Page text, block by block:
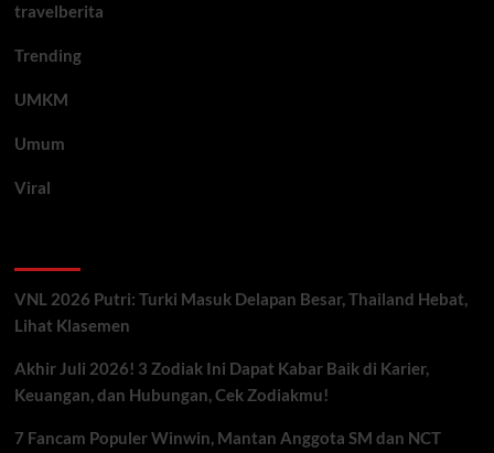
travelberita
Trending
UMKM
Umum
Viral
VNL 2026 Putri: Turki Masuk Delapan Besar, Thailand Hebat,
Lihat Klasemen
Akhir Juli 2026! 3 Zodiak Ini Dapat Kabar Baik di Karier,
Keuangan, dan Hubungan, Cek Zodiakmu!
7 Fancam Populer Winwin, Mantan Anggota SM dan NCT